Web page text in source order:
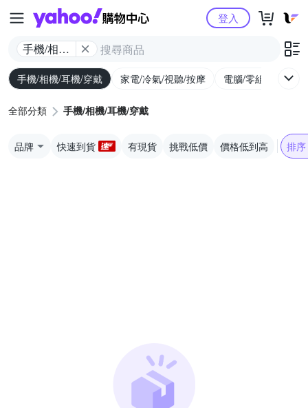
Yahoo購物中心
手機/相機/
耳機/穿戴
登入
手機/相機/耳機/穿戴 家電/冷氣/視聽/按摩 電腦/零組件/週邊/
全部分類 手機/相機/耳機/穿戴
品牌 快速到貨 有現貨 挑戰低價 價格低到高 排序